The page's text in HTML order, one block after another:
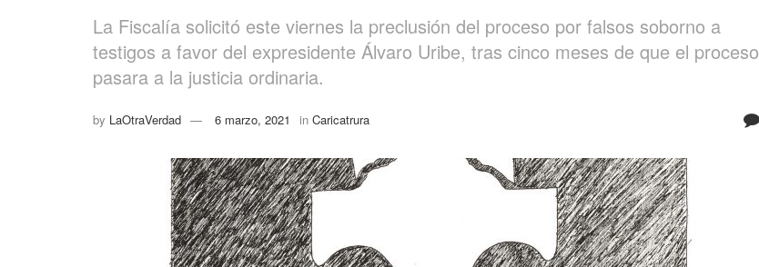
La Fiscalía solicitó este viernes la preclusión del proceso por falsos soborno a
testigos a favor del expresidente Álvaro Uribe, tras cinco meses de que el proceso
pasara a la justicia ordinaria.
by LaOtraVerdad 6 marzo, 2021 in Caricatrura